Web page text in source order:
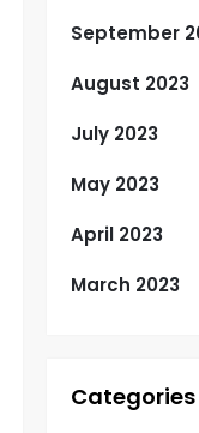
September
August 2023
July 2023
May 2023
April 2023
March 2023
Categories